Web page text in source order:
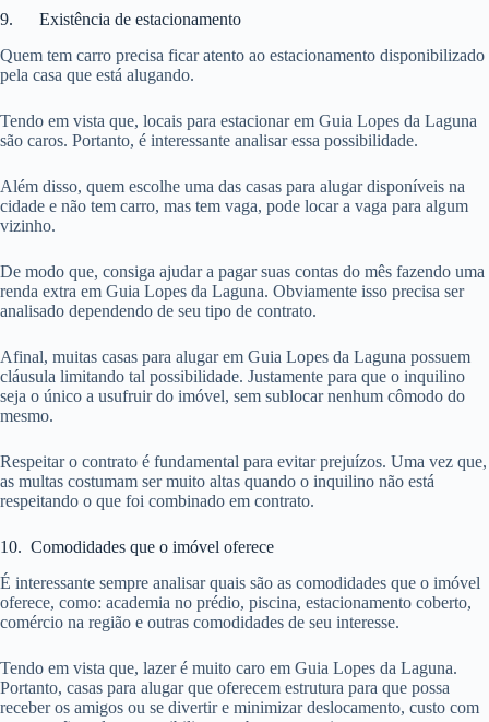
9. Existência de estacionamento
Quem tem carro precisa ficar atento ao estacionamento disponibilizado
pela casa que está alugando.
Tendo em vista que, locais para estacionar em Guia Lopes da Laguna
são caros. Portanto, é interessante analisar essa possibilidade.
Além disso, quem escolhe uma das casas para alugar disponíveis na
cidade e não tem carro, mas tem vaga, pode locar a vaga para algum
vizinho.
De modo que, consiga ajudar a pagar suas contas do mês fazendo uma
renda extra em Guia Lopes da Laguna. Obviamente isso precisa ser
analisado dependendo de seu tipo de contrato.
Afinal, muitas casas para alugar em Guia Lopes da Laguna possuem
cláusula limitando tal possibilidade. Justamente para que o inquilino
seja o único a usufruir do imóvel, sem sublocar nenhum cômodo do
mesmo.
Respeitar o contrato é fundamental para evitar prejuízos. Uma vez que,
as multas costumam ser muito altas quando o inquilino não está
respeitando o que foi combinado em contrato.
10. Comodidades que o imóvel oferece
É interessante sempre analisar quais são as comodidades que o imóvel
oferece, como: academia no prédio, piscina, estacionamento coberto,
comércio na região e outras comodidades de seu interesse.
Tendo em vista que, lazer é muito caro em Guia Lopes da Laguna.
Portanto, casas para alugar que oferecem estrutura para que possa
receber os amigos ou se divertir e minimizar deslocamento, custo com